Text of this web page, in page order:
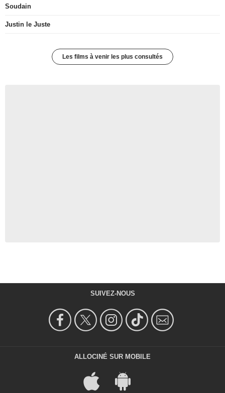
Soudain
Justin le Juste
Les films à venir les plus consultés
SUIVEZ-NOUS
ALLOCINÉ SUR MOBILE